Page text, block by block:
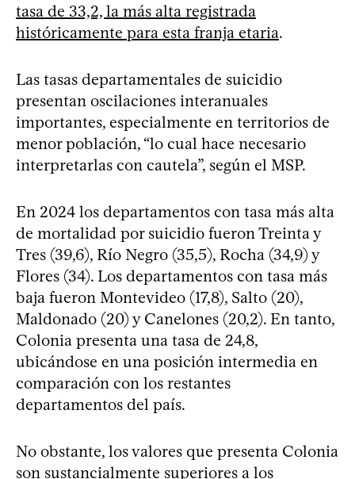
tasa de 33,2, la más alta registrada
históricamente para esta franja etaria.
Las tasas departamentales de suicidio
presentan oscilaciones interanuales
importantes, especialmente en territorios de
menor población, “lo cual hace necesario
interpretarlas con cautela”, según el MSP.
En 2024 los departamentos con tasa más alta
de mortalidad por suicidio fueron Treinta y
Tres (39,6), Río Negro (35,5), Rocha (34,9) y
Flores (34). Los departamentos con tasa más
baja fueron Montevideo (17,8), Salto (20),
Maldonado (20) y Canelones (20,2). En tanto,
Colonia presenta una tasa de 24,8,
ubicándose en una posición intermedia en
comparación con los restantes
departamentos del país.
No obstante, los valores que presenta Colonia
son sustancialmente superiores a los